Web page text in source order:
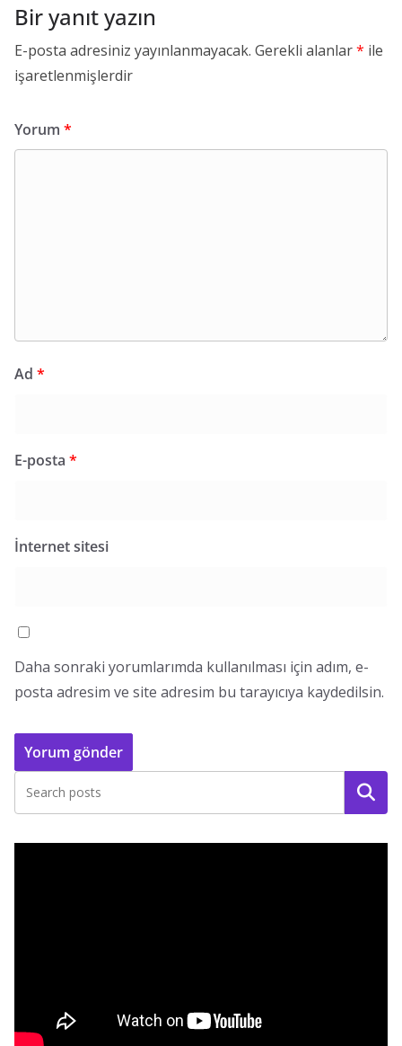
Bir yanıt yazın
E-posta adresiniz yayınlanmayacak. Gerekli alanlar* ile
işaretlenmişlerdir
Yorum *
Ad *
E-posta *
İnternet sitesi
Daha sonraki yorumlarımda kullanılması için adım, e-
posta adresim ve site adresim bu tarayıcıya kaydedilsin.
Ara